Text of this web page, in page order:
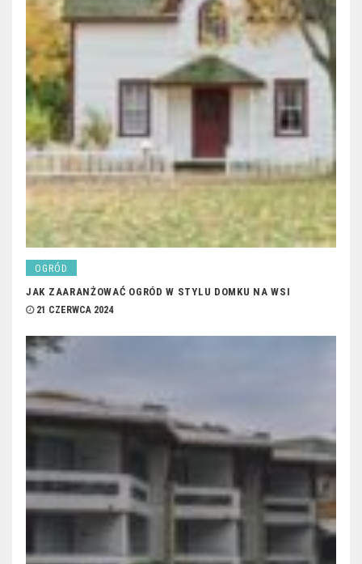
OGRÓD
JAK ZAARANŻOWAĆ OGRÓD W STYLU DOMKU NA WSI
21 CZERWCA 2024